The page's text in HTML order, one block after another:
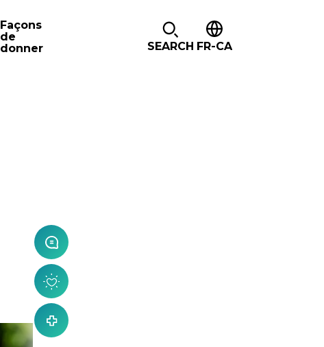
Façons
de
donner
SEARCH FR-CA